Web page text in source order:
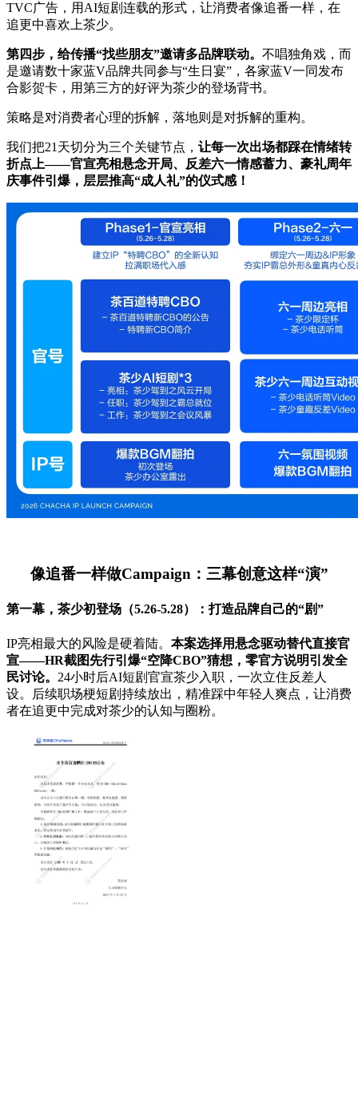
TVC广告，用AI短剧连载的形式，让消费者像追番一样，在
追更中喜欢上茶少。
第四步，给传播“找些朋友”邀请多品牌联动。 不唱独角戏，而
是邀请数十家蓝V品牌共同参与“生日宴”，各家蓝V一同发布
合影贺卡，用第三方的好评为茶少的登场背书。
策略是对消费者心理的拆解，落地则是对拆解的重构。
我们把21天切分为三个关键节点， 让每一次出场都踩在情绪转
折点上——官宣亮相悬念开局、反差六一情感蓄力、豪礼周年
庆事件引爆，层层推高“成人礼”的仪式感！
像追番一样做Campaign：三幕创意这样“演”
第一幕，茶少初登场（5.26-5.28）：打造品牌自己的“剧”
IP亮相最大的风险是硬着陆。 本案选择用悬念驱动替代直接官
宣——HR截图先行引爆“空降CBO”猜想，零官方说明引发全
民讨论。 24小时后AI短剧官宣茶少入职，一次立住反差人
设。后续职场梗短剧持续放出，精准踩中年轻人爽点，让消费
者在追更中完成对茶少的认知与圈粉。